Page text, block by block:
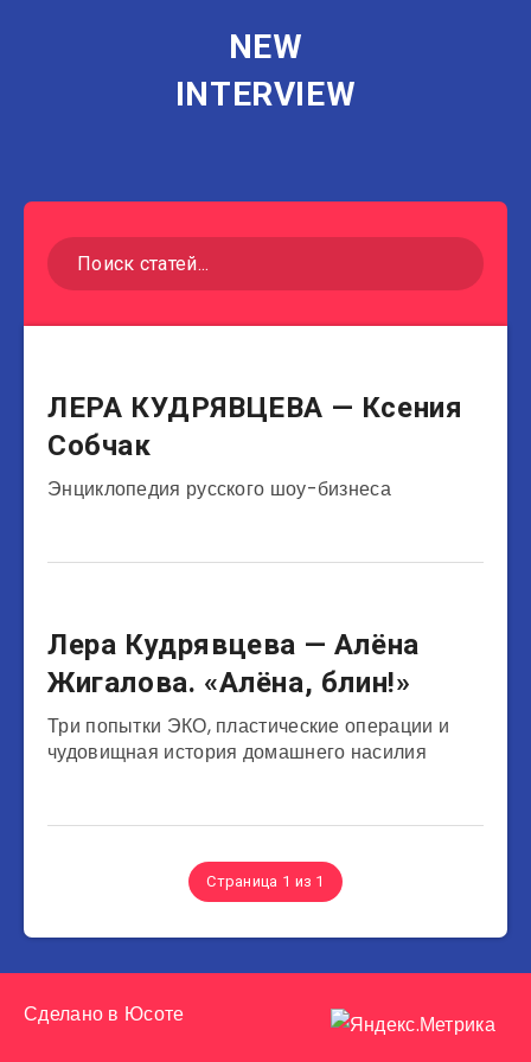
NEW
INTERVIEW
Теле- и радиоведущие
ЛЕРА КУДРЯВЦЕВА — Ксения
Собчак
Энциклопедия русского шоу-бизнеса
Теле- и радиоведущие
Лера Кудрявцева — Алёна
Жигалова. «Алёна, блин!»
Три попытки ЭКО, пластические операции и
чудовищная история домашнего насилия
Страница 1 из 1
Сделано в Юсоте